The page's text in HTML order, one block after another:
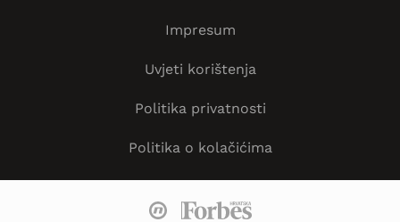
Impresum
Uvjeti korištenja
Politika privatnosti
Politika o kolačićima